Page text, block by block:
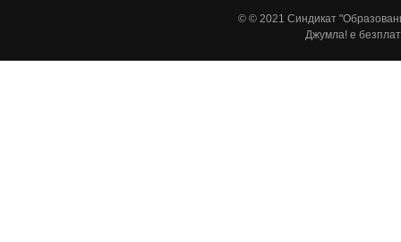
© © 2021 Синдикат
Джумла! е